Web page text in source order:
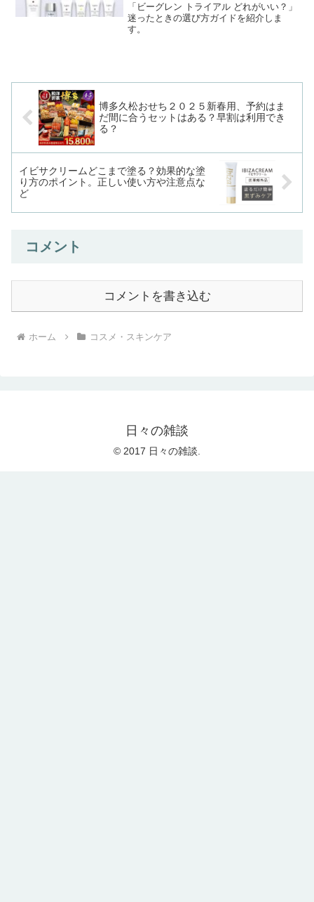
「ビーグレン トライアル どれがいい？」
迷ったときの選び方ガイドを紹介しま
す。
博多久松おせち２０２５新春用、予約はま
だ間に合うセットはある？早割は利用でき
る？
イビサクリームどこまで塗る？効果的な塗
り方のポイント。正しい使い方や注意点な
ど
コメント
コメントを書き込む
ホーム コスメ・スキンケア
日々の雑談
© 2017 日々の雑談.